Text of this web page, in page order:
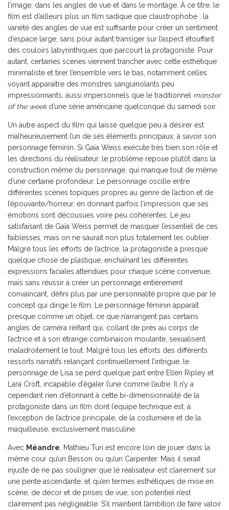
l’image, dans les angles de vue et dans le montage. À ce titre, le
film est d’ailleurs plus un film sadique que claustrophobe : la
variété des angles de vue est suffisante pour créer un sentiment
d’espace large, sans pour autant transiger sur l’aspect étouffant
des couloirs labyrinthiques que parcourt la protagoniste. Pour
autant, certaines scènes viennent trancher avec cette esthétique
minimaliste et tirer l’ensemble vers le bas, notamment celles
voyant apparaître des monstres sanguinolants peu
impressionnants, aussi impersonnels que le traditionnel monster
of the weekd’une série américaine quelconque du samedi soir.
Un autre aspect du film qui laisse quelque peu à désirer est
malheureusement l’un de ses éléments principaux, à savoir son
personnage féminin. Si Gaïa Weiss exécute très bien son rôle et
les directions du réalisateur, le problème repose plutôt dans la
construction même du personnage, qui manque tout de même
d’une certaine profondeur. Le personnage oscille entre
différentes scènes topiques propres au genre de l’action et de
l’épouvante/horreur, en donnant parfois l’impression que ses
émotions sont décousues voire peu cohérentes. Le jeu
satisfaisant de Gaïa Weiss permet de masquer l’essentiel de ces
faiblesses, mais on ne saurait non plus totalement les oublier.
Malgré tous les efforts de l’actrice, la protagoniste à presque
quelque chose de plastique, enchaînant les différentes
expressions faciales attendues pour chaque scène convenue,
mais sans réussir à créer un personnage entièrement
convaincant, défini plus par une personnalité propre que par le
concept qui dirige le film. Le personnage féminin apparaît
presque comme un objet, ce que n’arrangent pas certains
angles de caméra réifiant qui, collant de près au corps de
l’actrice et à son étrange combinaison moulante, sexualisent
maladroitement le tout. Malgré tous les efforts des différents
ressorts narratifs relançant continuellement l’intrigue, le
personnage de Lisa se perd quelque part entre Ellen Ripley et
Lara Croft, incapable d’égaler l’une comme l’autre. Il n’y a
cependant rien d’étonnant à cette bi-dimensionnalité de la
protagoniste dans un film dont l’équipe technique est, à
l’exception de l’actrice principale, de la costumière et de la
maquilleuse, exclusivement masculine.
Avec Méandre , Mathieu Turi est encore loin de jouer dans la
même cour qu’un Besson ou qu’un Carpenter. Mais il serait
injuste de ne pas souligner que le réalisateur est clairement sur
une pente ascendante, et qu’en termes esthétiques de mise en
scène, de décor et de prises de vue, son potentiel n’est
clairement pas négligeable. S’il maintient l’ambition de faire valoir